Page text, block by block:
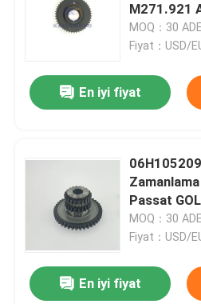
M271.921
MOQ：30
Fiyat：USD/
En iyi fiyat
Passat
CAWA
MOQ：30
Fiyat：USD/
En iyi fiyat